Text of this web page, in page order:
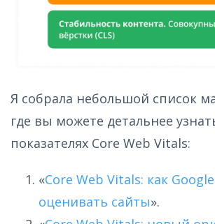
Я собрала небольшой список
где вы можете детальнее
показателях Core Web Vitals:
«Core Web Vitals: как
оценивать сайты».